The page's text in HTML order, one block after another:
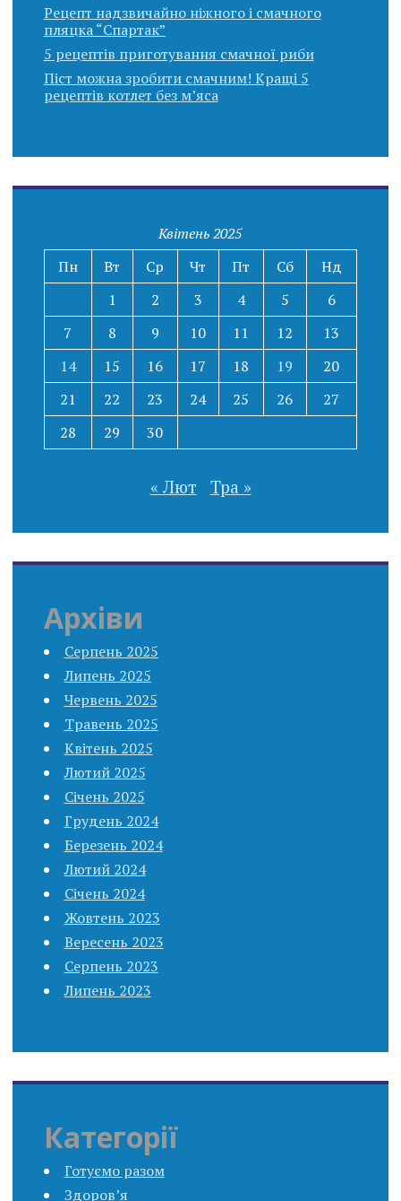
Рецепт надзвичайно ніжного і смачного
пляцка “Спартак”
5 рецептів приготування смачної риби
Піст можна зробити смачним! Кращі 5
рецептів котлет без м’яса
Квітень 2025
Пн
Вт Ср Чт Пт Сб
Нд
1
2 3 4 5
6
7
8 9 10 11 12
13
14
15 16 17 18 19
20
21
22 23 24 25 26
27
28
29 30
« Лют Тра »
Архіви
Серпень 2025
Липень 2025
Червень 2025
Травень 2025
Квітень 2025
Лютий 2025
Січень 2025
Грудень 2024
Березень 2024
Лютий 2024
Січень 2024
Жовтень 2023
Вересень 2023
Серпень 2023
Липень 2023
Категорії
Готуємо разом
Здоров’я